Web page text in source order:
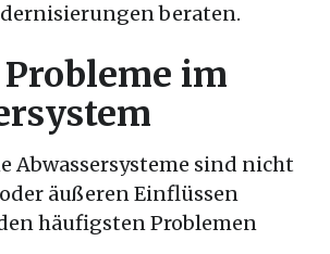
beraten.
im
Abwassersysteme sind nicht
äußeren Einflüssen
häufigsten Problemen